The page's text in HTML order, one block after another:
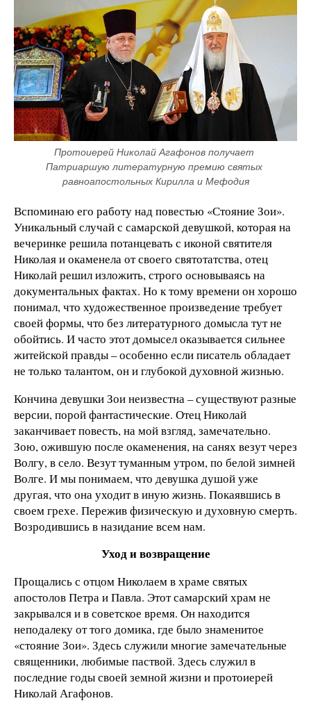
Протоиерей Николай Агафонов получает
Патриаршую литературную премию святых
равноапостольных Кирилла и Мефодия
Вспоминаю его работу над повестью «Стояние Зои».
Уникальный случай с самарской девушкой, которая на
вечеринке решила потанцевать с иконой святителя
Николая и окаменела от своего святотатства, отец
Николай решил изложить, строго основываясь на
документальных фактах. Но к тому времени он хорошо
понимал, что художественное произведение требует
своей формы, что без литературного домысла тут не
обойтись. И часто этот домысел оказывается сильнее
житейской правды – особенно если писатель обладает
не только талантом, он и глубокой духовной жизнью.
Кончина девушки Зои неизвестна – существуют разные
версии, порой фантастические. Отец Николай
заканчивает повесть, на мой взгляд, замечательно.
Зою, ожившую после окаменения, на санях везут через
Волгу, в село. Везут туманным утром, по белой зимней
Волге. И мы понимаем, что девушка душой уже
другая, что она уходит в иную жизнь. Покаявшись в
своем грехе. Пережив физическую и духовную смерть.
Возродившись в назидание всем нам.
Уход и возвращение
Прощались с отцом Николаем в храме святых
апостолов Петра и Павла. Этот самарский храм не
закрывался и в советское время. Он находится
неподалеку от того домика, где было знаменитое
«стояние Зои». Здесь служили многие замечательные
священники, любимые паствой. Здесь служил в
последние годы своей земной жизни и протоиерей
Николай Агафонов.